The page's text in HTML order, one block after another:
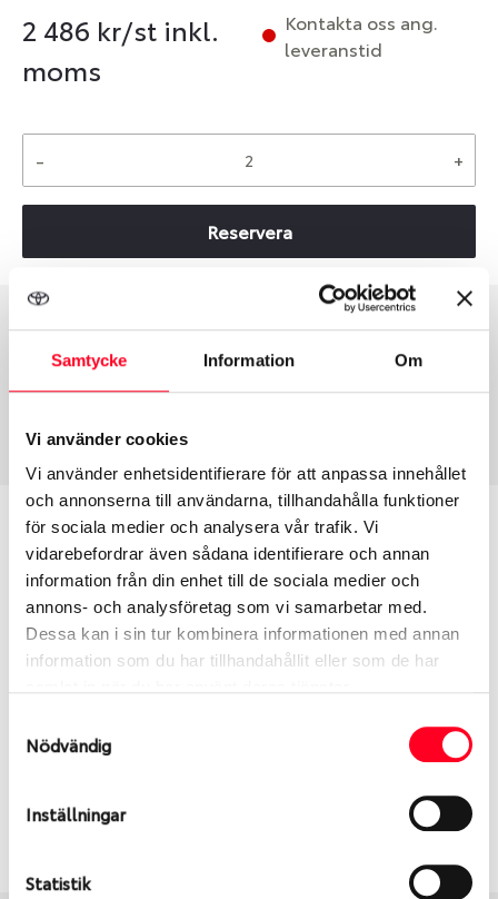
Samtycke Information Om
Vi använder cookies
Vi använder enhetsidentifierare för att anpassa innehållet
och annonserna till användarna, tillhandahålla funktioner
för sociala medier och analysera vår trafik. Vi
vidarebefordrar även sådana identifierare och annan
information från din enhet till de sociala medier och
annons- och analysföretag som vi samarbetar med.
Dessa kan i sin tur kombinera informationen med annan
information som du har tillhandahållit eller som de har
Nödvändig
Inställningar
Statistik
2 486 kr/st inkl.
moms
Kontakta oss ang.
leveranstid
- +
Reservera
Däcktyp
Sommar
Däckstorlek
3445
Passar detta däck min bil?
Ange registreringsnummer för att se om det däck
du valt passar din bilmodell. Om du köper däck som
skall sättas på dina befintliga fälgar, se till att kolla
en extra gång så att däck och fälg har samma
bilen hade ut från fabrik.
S Sök